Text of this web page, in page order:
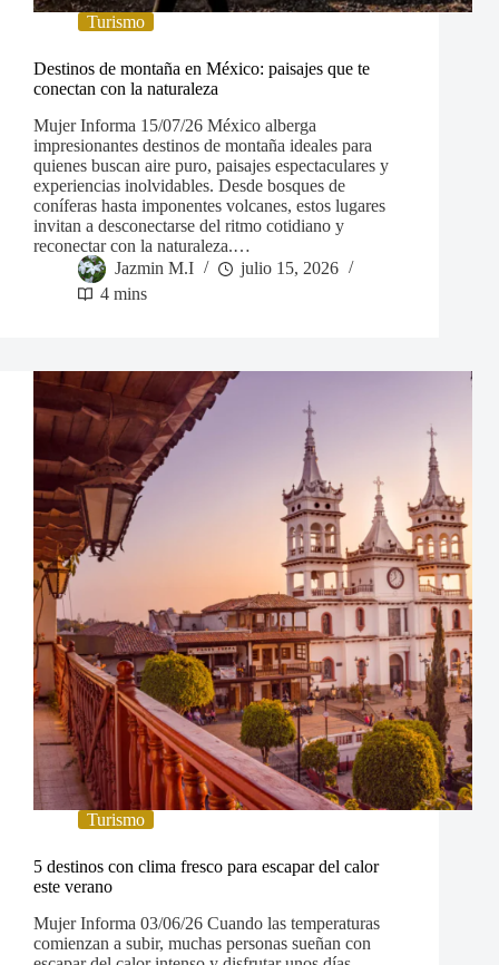
Turismo
Destinos de montaña en México: paisajes que te
conectan con la naturaleza
Mujer Informa 15/07/26 México alberga
impresionantes destinos de montaña ideales para
quienes buscan aire puro, paisajes espectaculares y
experiencias inolvidables. Desde bosques de
coníferas hasta imponentes volcanes, estos lugares
invitan a desconectarse del ritmo cotidiano y
reconectar con la naturaleza.…
Jazmin M.I
julio 15, 2026
4 mins
Turismo
5 destinos con clima fresco para escapar del calor
este verano
Mujer Informa 03/06/26 Cuando las temperaturas
comienzan a subir, muchas personas sueñan con